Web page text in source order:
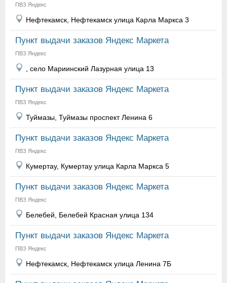
ПВЗ Яндекс
Нефтекамск, Нефтекамск улица Карла Маркса 3
Пункт выдачи заказов Яндекс Маркета
ПВЗ Яндекс
, село Мариинский Лазурная улица 13
Пункт выдачи заказов Яндекс Маркета
ПВЗ Яндекс
Туймазы, Туймазы проспект Ленина 6
Пункт выдачи заказов Яндекс Маркета
ПВЗ Яндекс
Кумертау, Кумертау улица Карла Маркса 5
Пункт выдачи заказов Яндекс Маркета
ПВЗ Яндекс
Белебей, Белебей Красная улица 134
Пункт выдачи заказов Яндекс Маркета
ПВЗ Яндекс
Нефтекамск, Нефтекамск улица Ленина 7Б